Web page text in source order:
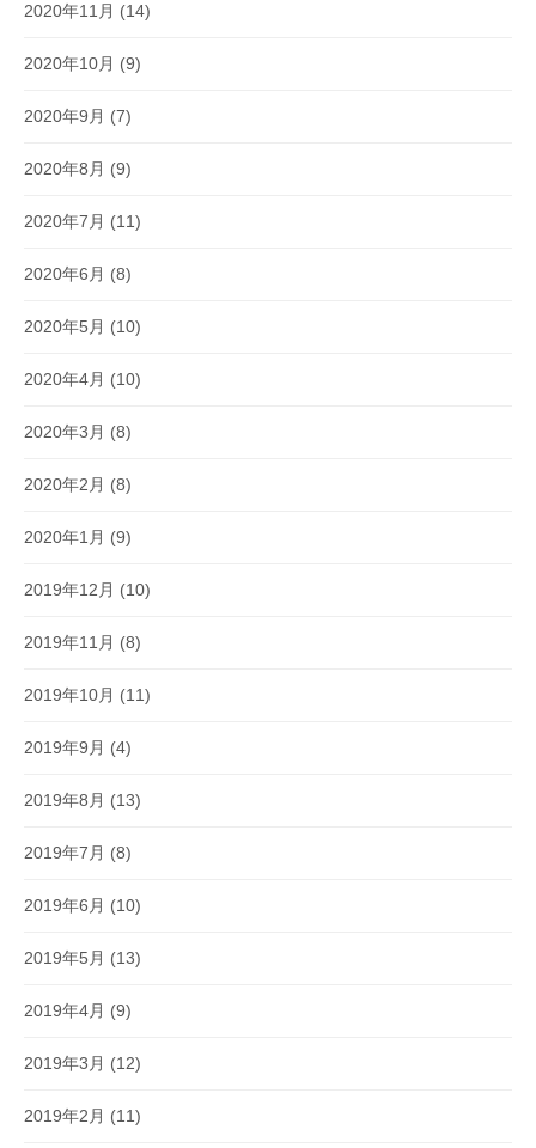
2020年11月 (14)
2020年10月 (9)
2020年9月 (7)
2020年8月 (9)
2020年7月 (11)
2020年6月 (8)
2020年5月 (10)
2020年4月 (10)
2020年3月 (8)
2020年2月 (8)
2020年1月 (9)
2019年12月 (10)
2019年11月 (8)
2019年10月 (11)
2019年9月 (4)
2019年8月 (13)
2019年7月 (8)
2019年6月 (10)
2019年5月 (13)
2019年4月 (9)
2019年3月 (12)
2019年2月 (11)